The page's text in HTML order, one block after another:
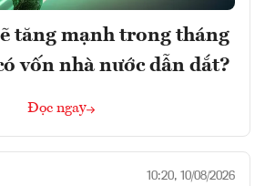
tăng mạnh trong tháng
vốn nhà nước dẫn dắt?
Đọc ngay
10:20, 10/08/2026